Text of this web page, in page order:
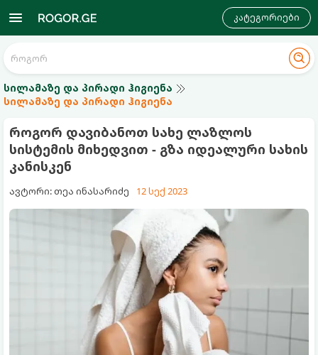
კატეგორიები
სილამაზე და პირადი ჰიგიენა
სილამაზე და პირადი ჰიგიენა
როგორ დავიბანოთ სახე ლაზლოს
სისტემის მიხედვით - გზა იდეალური სახის
კანისკენ
ავტორი: თეა ინასარიძე 12 სექ 2023